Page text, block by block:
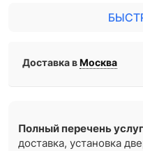
Доставка вМосква
Полный перечень
доставка, установка